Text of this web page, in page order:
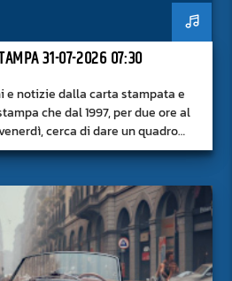
31-07-2026 07:30
e notizie dalla carta stampata e
che dal 1997, per due ore al
cerca di dare un quadro
del giorno, senza fermarsi alla